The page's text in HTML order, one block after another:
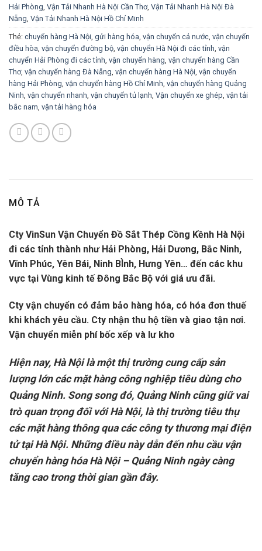
Hải Phòng Vận Tải Nhanh Hà Nội Cần Thơ, Vận Tải Nhanh Hà Nội Đà
Nẵng Vận Tải Nhanh Hà Nội Hồ Chí Minh
Thẻ: chuyển hàng Hà Nội gửi hàng hóa vận chuyển cả nước, vận chuyển
điều hòa vận chuyển đường bộ, vận chuyển Hà Nội đi các tỉnh vận
chuyển Hải Phòng đi các tỉnh vận chuyển hàng vận chuyển hàng Cần
Thơ, vận chuyển hàng Đà Nẵng vận chuyển hàng Hà Nội vận chuyển
hàng Hải Phòng vận chuyển hàng Hồ Chí Minh vận chuyển hàng Quảng
Ninh vận chuyển nhanh vận chuyển tủ lạnh Vận chuyển xe ghép vận tải
bắc nam vận tải hàng hóa
MÔ TẢ
Cty VinSun Vận Chuyển Đồ Sắt Thép Cồng Kềnh Hà Nội
đi các tỉnh thành như Hải Phòng, Hải Dương, Bắc Ninh,
Vĩnh Phúc, Yên Bái, Ninh BÌnh, Hưng Yên… đến các khu
vực tại Vùng kinh tế Đông Bắc Bộ với giá ưu đãi.
Cty vận chuyển có đảm bảo hàng hóa, có hóa đơn thuế
khi khách yêu cầu. Cty nhận thu hộ tiền và giao tận nơi.
Vận chuyển miễn phí bốc xếp và lư kho
Hiện nay, Hà Nội là một thị trường cung cấp sản
lượng lớn các mặt hàng công nghiệp tiêu dùng cho
Quảng Ninh. Song song đó, Quảng Ninh cũng giữ vai
trò quan trọng đối với Hà Nội, là thị trường tiêu thụ
các mặt hàng thông qua các công ty thương mại điện
tử tại Hà Nội. Những điều này dẫn đến nhu cầu vận
chuyển hàng hóa Hà Nội – Quảng Ninh ngày càng
tăng cao trong thời gian gần đây.